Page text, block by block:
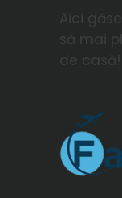
Aici
să mai
de casă!